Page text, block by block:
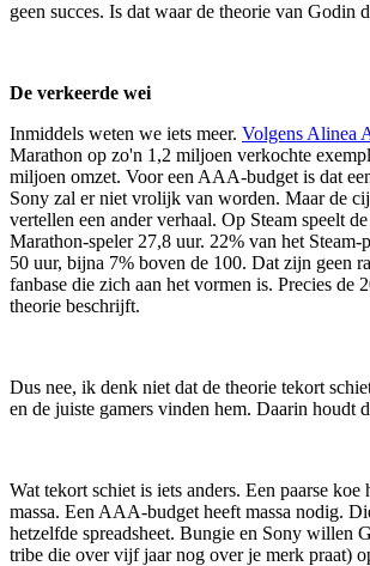
geen succes. Is dat waar de theorie van Godin
De verkeerde wei
Inmiddels weten we iets meer. Volgens Alinea
Marathon op zo'n 1,2 miljoen verkochte
miljoen omzet. Voor een AAA-budget is dat
Sony zal er niet vrolijk van worden. Maar de
vertellen een ander verhaal. Op Steam speelt
Marathon-speler 27,8 uur. 22% van het
50 uur, bijna 7% boven de 100. Dat zijn geen
fanbase die zich aan het vormen is. Precies de
theorie beschrijft.
Dus nee, ik denk niet dat de theorie tekort
en de juiste gamers vinden hem. Daarin houdt
Wat tekort schiet is iets anders. Een paarse koe
massa. Een AAA-budget heeft massa nodig.
hetzelfde spreadsheet. Bungie en Sony willen
tribe die over vijf jaar nog over je merk praat)